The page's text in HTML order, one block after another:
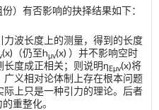
）有否影响的抉择结果如下：
波长度上的测量，得到的长度
(x)（仍至hμv(x) ）并不影响空时
长度成正相关；则说明ηEμv(x)将
义相对论体制上存在根本问题
际上只是一种引力的理论。后者
重整化。